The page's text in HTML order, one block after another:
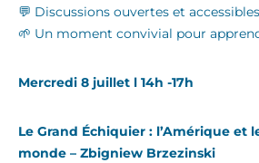
💬 Discussions ouvertes et
🌱 Un moment convivial pour
Mercredi 8 juillet l 14h -17h
Le Grand Échiquier : l’Amérique et
monde – Zbigniew Brzezinski